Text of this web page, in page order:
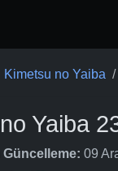
Kimetsu no Yaiba
Yaiba
Güncelleme: 09